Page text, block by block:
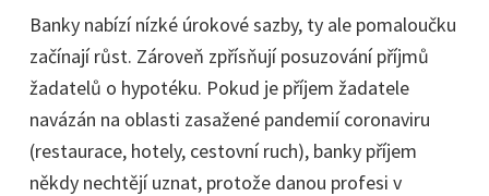
Banky nabízí nízké úrokové sazby, ty ale pomaloučku
začínají růst. Zároveň zpřísňují posuzování příjmů
žadatelů o hypotéku. Pokud je příjem žadatele
navázán na oblasti zasažené pandemií coronaviru
(restaurace, hotely, cestovní ruch), banky příjem
někdy nechtějí uznat, protože danou profesi v